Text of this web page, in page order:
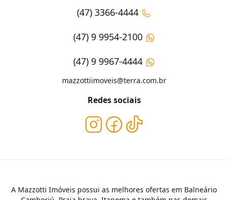
(47) 3366-4444
(47) 9 9954-2100
(47) 9 9967-4444
mazzottiimoveis@terra.com.br
Redes sociais
A Mazzotti Imóveis possui as melhores ofertas em Balneário